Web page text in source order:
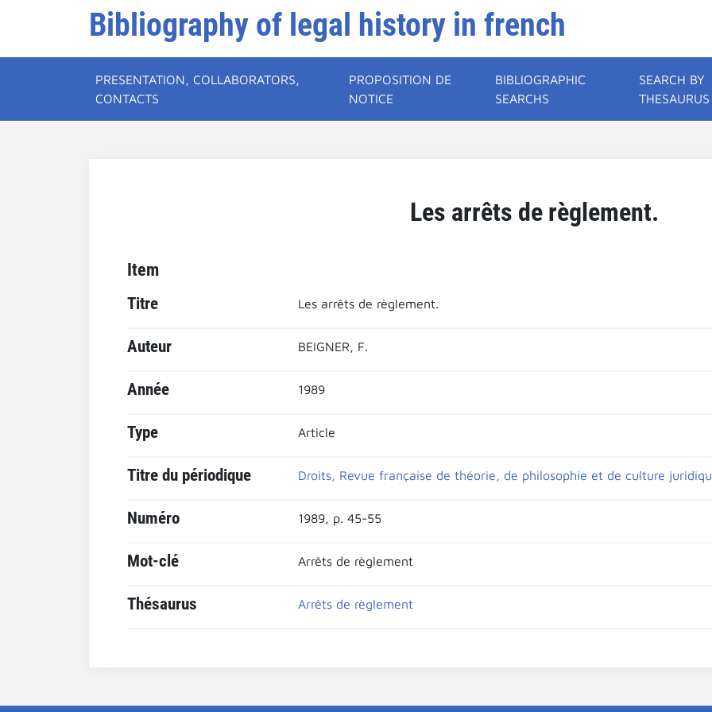
Bibliography of legal history in french
PRESENTATION, COLLABORATORS,
CONTACTS
PROPOSITION DE
NOTICE
BIBLIOGRAPHIC
SEARCHS
SEARCH BY
THESAURUS
Les arrêts de règlement.
Item
Titre Les arrêts de règlement.
Auteur BEIGNER, F.
Année 1989
Type Article
Titre du périodique Droits, Revue française de théorie, de philosophie et de culture
Numéro 1989, p. 45-55
Mot-clé Arrêts de règlement
Thésaurus Arrêts de règlement